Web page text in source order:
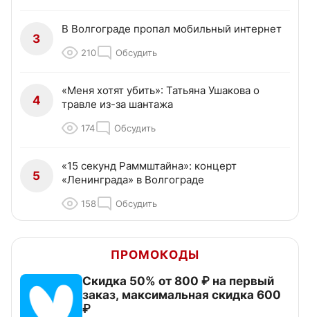
3
В Волгограде пропал мобильный интернет
210 Обсудить
4
«Меня хотят убить»: Татьяна Ушакова о
травле из-за шантажа
174 Обсудить
5
«15 секунд Раммштайна»: концерт
«Ленинграда» в Волгограде
158 Обсудить
ПРОМОКОДЫ
Скидка 50% от 800 ₽ на первый
заказ, максимальная скидка 600
₽